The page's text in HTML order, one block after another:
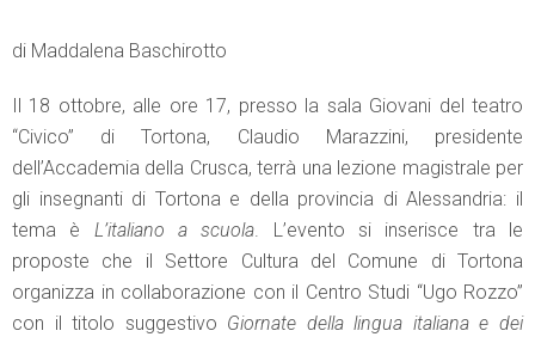
di Maddalena Baschirotto
Il 18 ottobre, alle ore 17, presso la sala Giovani del teatro
“Civico” di Tortona, Claudio Marazzini, presidente
dell’Accademia della Crusca, terrà una lezione magistrale per
gli insegnanti di Tortona e della provincia di Alessandria: il
tema è L’italiano a scuola. L’evento si inserisce tra le
proposte che il Settore Cultura del Comune di Tortona
organizza in collaborazione con il Centro Studi “Ugo Rozzo”
con il titolo suggestivo Giornate della lingua italiana e dei